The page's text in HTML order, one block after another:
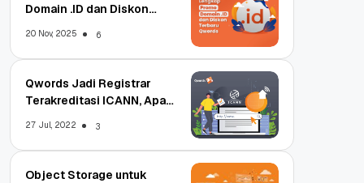
Domain .ID dan Diskon
20 Nov, 2025 6
Qwords Jadi Registrar
Terakreditasi ICANN, Apa
27 Jul, 2022 3
Object Storage untuk